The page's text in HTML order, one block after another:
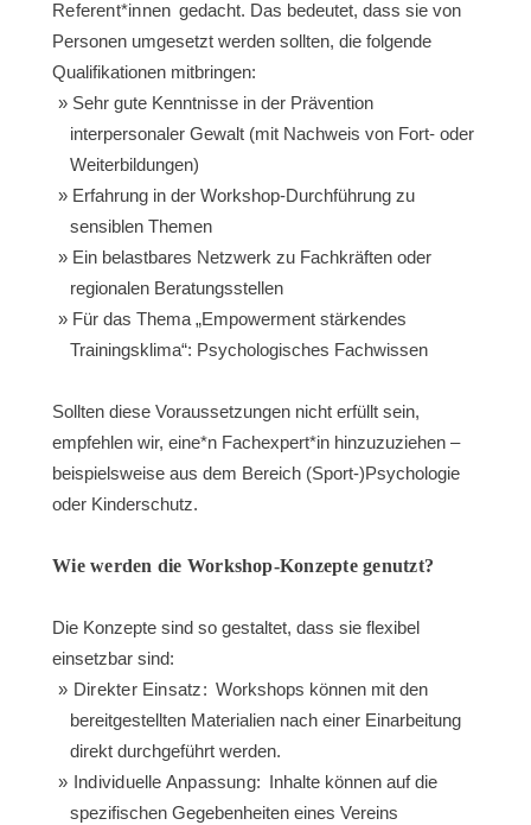
Referent*innen gedacht. Das bedeutet, dass sie von
Personen umgesetzt werden sollten, die folgende
Qualifikationen mitbringen:
Sehr gute Kenntnisse in der Prävention
interpersonaler Gewalt (mit Nachweis von Fort- oder
Weiterbildungen)
Erfahrung in der Workshop-Durchführung zu
sensiblen Themen
Ein belastbares Netzwerk zu Fachkräften oder
regionalen Beratungsstellen
Für das Thema „Empowerment stärkendes
Trainingsklima“: Psychologisches Fachwissen
Sollten diese Voraussetzungen nicht erfüllt sein,
empfehlen wir, eine*n Fachexpert*in hinzuzuziehen –
beispielsweise aus dem Bereich (Sport-)Psychologie
oder Kinderschutz.
Wie werden die Workshop-Konzepte genutzt?
Die Konzepte sind so gestaltet, dass sie flexibel
einsetzbar sind:
Direkter Einsatz: Workshops können mit den
bereitgestellten Materialien nach einer Einarbeitung
direkt durchgeführt werden.
Individuelle Anpassung:
Inhalte können auf die
spezifischen Gegebenheiten eines Vereins